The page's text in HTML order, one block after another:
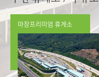
마장프리미엄 휴게소